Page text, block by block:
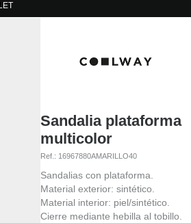
Sandalia plataforma
multicolor
Ref.: 16967880AMARILLO40
Sandalias con plataforma.
Material exterior: sintético.
Material interior: piel/sintético.
Cierre mediante hebilla al tobillo.